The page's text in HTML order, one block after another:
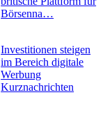
Börsenna…
Investitionen steigen
im Bereich digitale
Werbung
Kurznachrichten